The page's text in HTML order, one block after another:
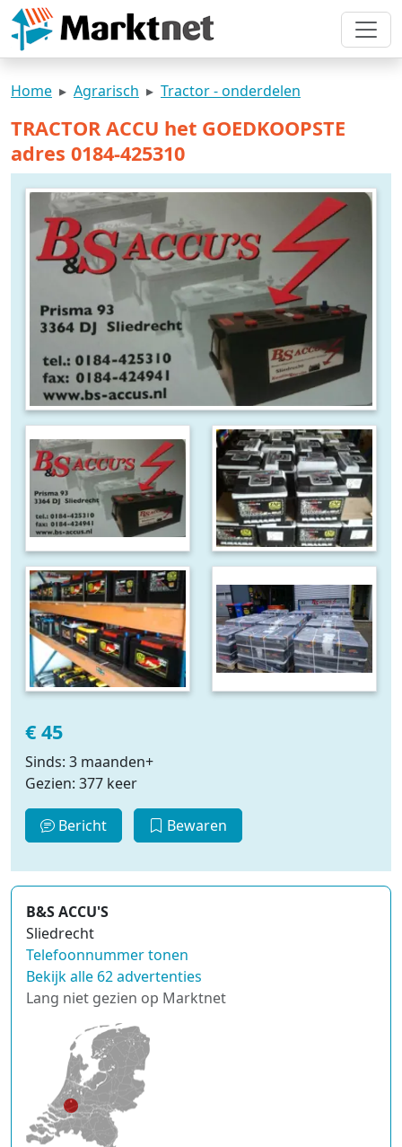
Home Agrarisch Tractor - onderdelen
TRACTOR ACCU het GOEDKOOPSTE
adres 0184-425310
€ 45
Sinds: 3 maanden+
Gezien: 377 keer
Bericht Bewaren
B&S ACCU'S
Sliedrecht
Telefoonnummer tonen
Bekijk alle 62 advertenties
Lang niet gezien op Marktnet